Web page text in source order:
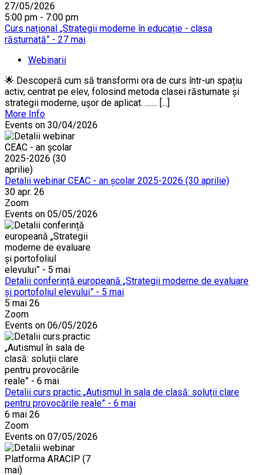
27/05/2026
5:00 pm - 7:00 pm
Curs național „Strategii moderne în educație - clasa
răsturnată” - 27 mai
Webinarii
🌟 Descoperă cum să transformi ora de curs într-un spațiu
activ, centrat pe elev, folosind metoda clasei răsturnate și
strategii moderne, ușor de aplicat. ....... [...]
More Info
Events on 30/04/2026
Detalii webinar CEAC - an școlar 2025-2026 (30 aprilie)
30 apr. 26
Zoom
Events on 05/05/2026
Detalii conferință europeană „Strategii moderne de evaluare
și portofoliul elevului” - 5 mai
5 mai 26
Zoom
Events on 06/05/2026
Detalii curs practic „Autismul în sala de clasă: soluții clare
pentru provocările reale” - 6 mai
6 mai 26
Zoom
Events on 07/05/2026